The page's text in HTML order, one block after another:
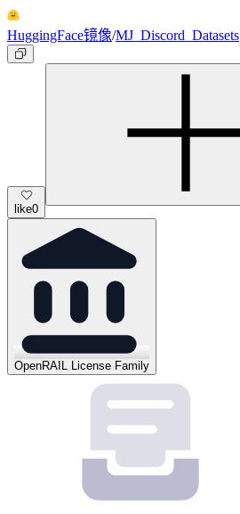
HuggingFace镜像/MJ_Discord_Datasets
like0
OpenRAIL License Family